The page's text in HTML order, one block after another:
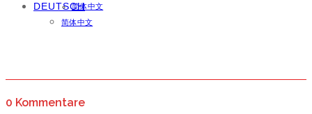
简体中文
DEUTSCH
简体中文
0 Kommentare